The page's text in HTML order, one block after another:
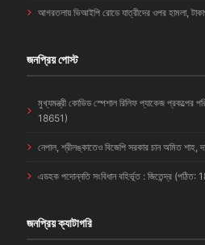
আগরতলায় ভিআইপি রোডে যাত্রীদের ওপর হামলা,
জনপ্রিয় পোস্ট
মুখ্যমন্ত্রী কোভিড স্পেশাল রিলিফ প্যাকেজ প্রকল্পের
18651)
নেপাল, শ্রীলঙ্কাতেও বিজেপি সরকার চান অমিত
এডহক পদোন্নতি সংবিধান বহির্ভূত : জিতেন্দ্র
জনপ্রিয় ক্যাটাগরি